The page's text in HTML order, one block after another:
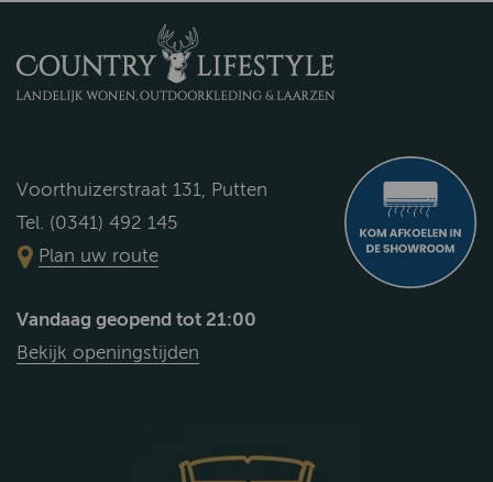
Voorthuizerstraat 131, Putten
Tel. (0341) 492 145
Plan uw route
Vandaag geopend tot 21:00
Bekijk openingstijden